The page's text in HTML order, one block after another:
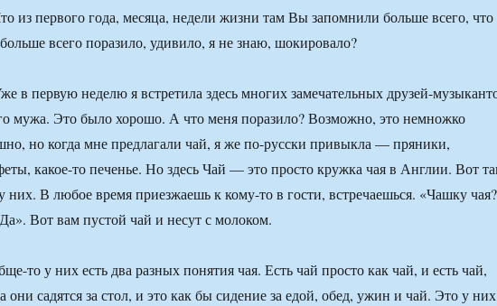
из первого года, месяца, недели жизни там Вы запомнили больше всего, что
всего поразило, удивило, я не знаю, шокировало?
в первую неделю я встретила здесь многих замечательных друзей-
мужа. Это было хорошо. А что меня поразило? Возможно, это немножко
но когда мне предлагали чай, я же по-русски привыкла — пряники,
какое-то печенье. Но здесь Чай — это просто кружка чая в Англии. Вот
них. В любое время приезжаешь к кому-то в гости, встречаешься. «Чашку
Вот вам пустой чай и несут с молоком.
то у них есть два разных понятия чая. Есть чай просто как чай, и есть чай,
они садятся за стол, и это как бы сидение за едой, обед, ужин и чай. Это у них